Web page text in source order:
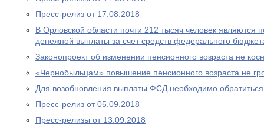
Пресс-релиз от 17.08.2018
В Орловской области почти 212 тысяч человек являются
денежной выплаты за счет средств федерального
Законопроект об изменении пенсионного возраста не
«Чернобыльцам» повышение пенсионного возраста не
Для возобновления выплаты ФСД необходимо
Пресс-релиз от 05.09.2018
Пресс-релизы от 13.09.2018